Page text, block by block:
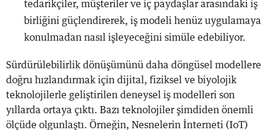
tedarikçiler, müşteriler ve iç paydaşlar arasındaki iş
birliğini güçlendirerek, iş modeli henüz uygulamaya
konulmadan nasıl işleyeceğini simüle edebiliyor.
Sürdürülebilirlik dönüşümünü daha döngüsel modellere
doğru hızlandırmak için dijital, fiziksel ve biyolojik
teknolojilerle geliştirilen deneysel iş modelleri son
yıllarda ortaya çıktı. Bazı teknolojiler şimdiden önemli
ölçüde olgunlaştı. Örneğin, Nesnelerin İnterneti (IoT)